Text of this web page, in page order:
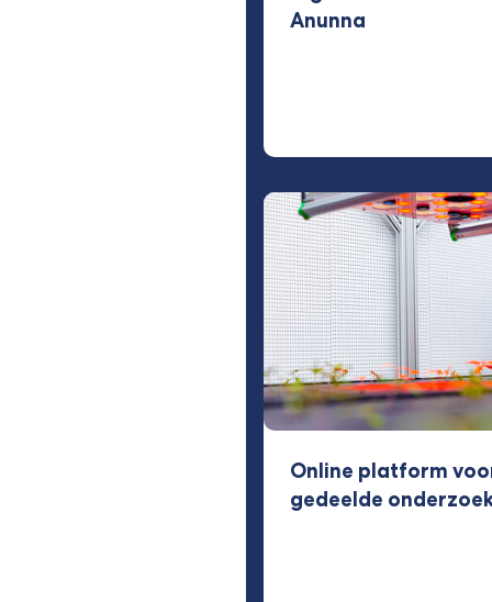
Anunna
Online platform
gedeelde